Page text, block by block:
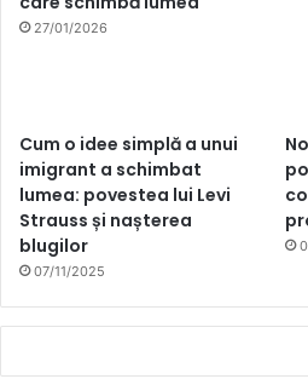
27/01/2026
Cum o idee simplă a unui
imigrant a schimbat
lumea: povestea lui Levi
Strauss și nașterea
blugilor
07/11/2025